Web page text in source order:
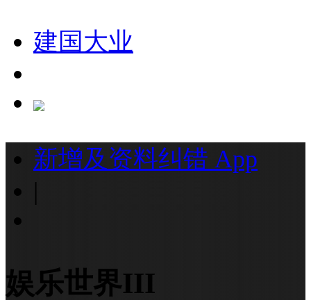
建国大业
新增及资料纠错 App
|
娱乐世界III